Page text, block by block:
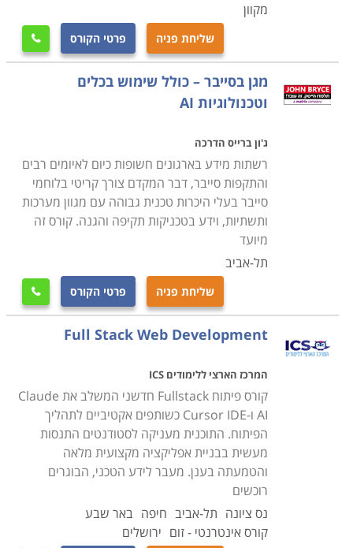
מקוון
שליחת פניה פרטי הקורס 
מגן בסייבר – כולל שימוש בכלים
וטכנולוגיות AI
ג'ון ברייס הדרכה
רשתות מידע בארגונים חשופות כיום לאיומים רבים
והתקפות סייבר, דבר המקדם צורך קריטי בלוחמי
סייבר בעלי היכרות טכנית גבוהה עם מגוון מערכות
ותשתיות, וידע בטכניקות תקיפה והגנה. קורס זה
מיועד
תל-אביב
שליחת פניה פרטי הקורס 
Full Stack Web Development
המרכז הארצי ללימודים ICS
קורס פיתוח Fullstack חדשני המשלב את Claude
AI ו-Cursor IDE כשותפים אקטיביים לתהליך
הפיתוח. התוכנית מעניקה לסטודנטים התנסות
מעשית בבניית אפליקציה מקצועית מלאה
והטמעתה בענן. מעבר לידע הטכני, הבוגרים
רוכשים
נס ציונה תל-אביב חיפה באר שבע
קורס אינטרנטי - זום ירושלים